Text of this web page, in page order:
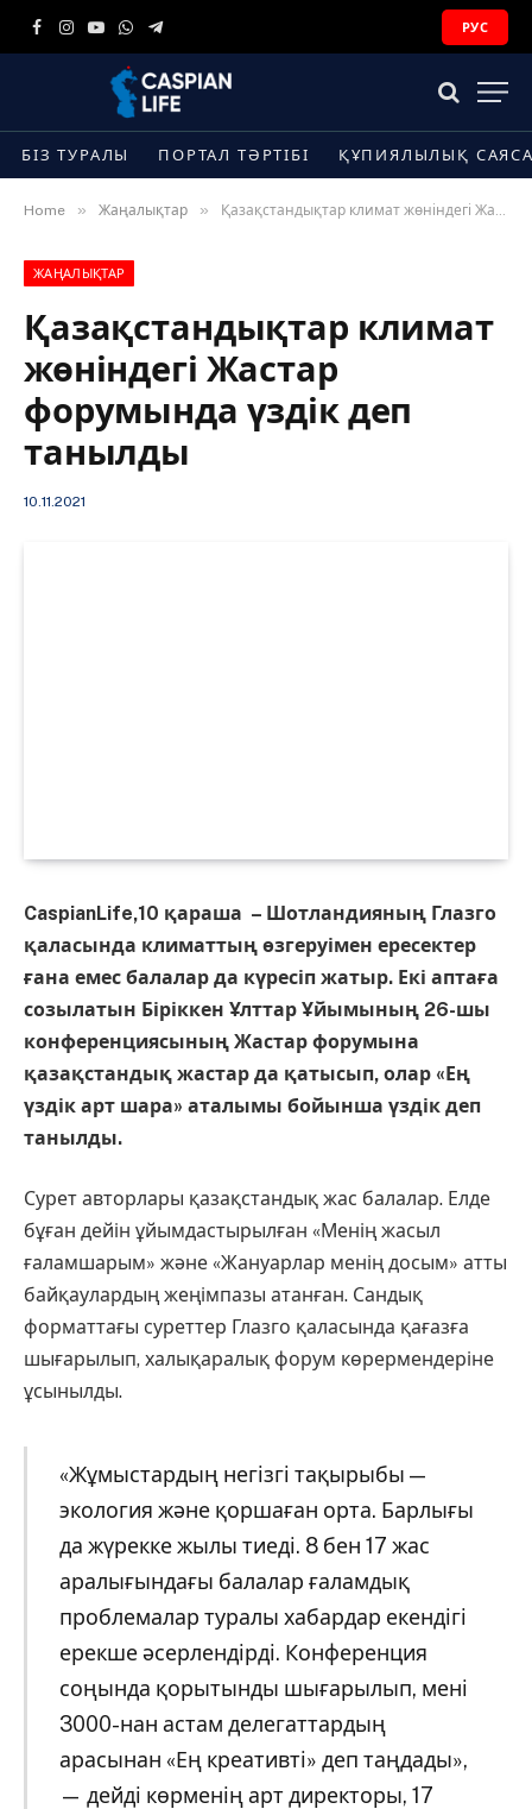
Facebook
Instagram
YouTube
WhatsApp
Telegram
РУС
БІЗ ТУРАЛЫ ПОРТАЛ ТӘРТІБІ ҚҰПИЯЛЫЛЫҚ
Home » Жаңалықтар » Қазақстандықтар климат жөніндегі Жастар форумында үздік деп танылды
ЖАҢАЛЫҚТАР
Қазақстандықтар климат
жөніндегі Жастар
форумында үздік деп
танылды
10.11.2021
CaspianLife,10 қараша – Шотландияның Глазго
қаласында климаттың өзгеруімен ересектер
ғана емес балалар да күресіп жатыр. Екі аптаға
созылатын Біріккен Ұлттар Ұйымының 26-шы
конференциясының Жастар форумына
қазақстандық жастар да қатысып, олар «Ең
үздік арт шара» аталымы бойынша үздік деп
танылды.
Сурет авторлары қазақстандық жас балалар. Елде
бұған дейін ұйымдастырылған «Менің жасыл
ғаламшарым» және «Жануарлар менің досым» атты
байқаулардың жеңімпазы атанған. Сандық
форматтағы суреттер Глазго қаласында қағазға
шығарылып, халықаралық форум көрермендеріне
ұсынылды.
«Жұмыстардың негізгі тақырыбы —
экология және қоршаған орта. Барлығы
да жүрекке жылы тиеді. 8 бен 17 жас
аралығындағы балалар ғаламдық
проблемалар туралы хабардар екендігі
ерекше әсерлендірді. Конференция
соңында қорытынды шығарылып, мені
3000-нан астам делегаттардың
арасынан «Ең креативті» деп таңдады»,
— дейді көрменің арт директоры, 17